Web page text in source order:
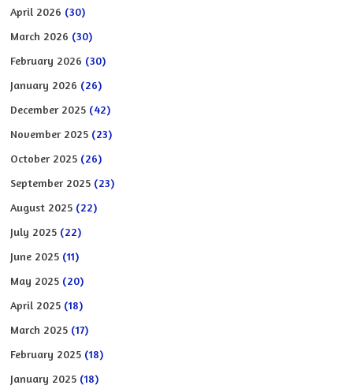
April 2026 (30)
March 2026 (30)
February 2026 (30)
January 2026 (26)
December 2025 (42)
November 2025 (23)
October 2025 (26)
September 2025 (23)
August 2025 (22)
July 2025 (22)
June 2025 (11)
May 2025 (20)
April 2025 (18)
March 2025 (17)
February 2025 (18)
January 2025 (18)